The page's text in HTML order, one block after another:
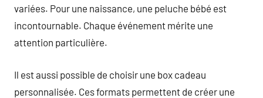
variées. Pour une naissance, une peluche bébé est
incontournable. Chaque événement mérite une
attention particulière.
Il est aussi possible de choisir une box cadeau
personnalisée. Ces formats permettent de créer une